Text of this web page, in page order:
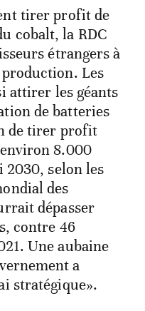
tirer profit de
cobalt, la RDC
étrangers à
Les
attirer les géants
de batteries
de tirer profit
8.000
2030, selon les
des
dépasser
contre 46
Une aubaine
a
stratégique».